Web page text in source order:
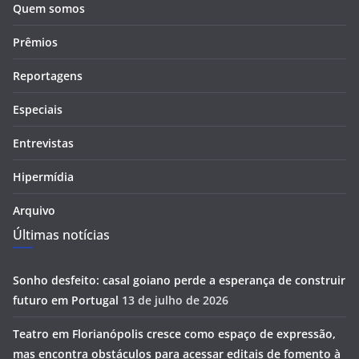
Quem somos
Prêmios
Reportagens
Especiais
Entrevistas
Hipermídia
Arquivo
Últimas notícias
Sonho desfeito: casal goiano perde a esperança de construir
futuro em Portugal 13 de julho de 2026
Teatro em Florianópolis cresce como espaço de expressão,
mas encontra obstáculos para acessar editais de fomento à